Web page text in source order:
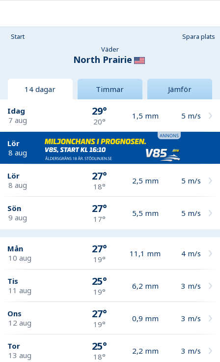
Start
Spara plats
Väder
North Prairie
14 dagar Timmar Jämför
Idag
7 aug
29°
20°
1,5 mm 5 m/s
Lör
8 aug
Lör
8 aug
27°
18°
2,5 mm 5 m/s
Sön
9 aug
27°
17°
5,5 mm 5 m/s
Mån
10 aug
27°
19°
11,1 mm 4 m/s
Tis
11 aug
25°
19°
6,2 mm 3 m/s
Ons
12 aug
27°
19°
0,9 mm 3 m/s
Tor
13 aug
25°
18°
2,2 mm 3 m/s